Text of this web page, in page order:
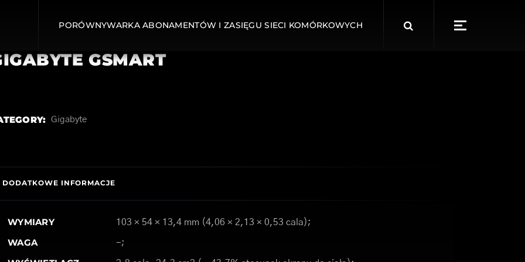
PORÓWNYWARKA ABONAMENTÓW I ZASIĘGU SIECI KOMÓRKOWYCH
for:
GSMART
Gigabyte
DODATKOWE INFORMACJE
WYMIARY 103 × 54 × 13,4 mm (4,06 × 2,13 × 0,53 cala);
WAGA -;